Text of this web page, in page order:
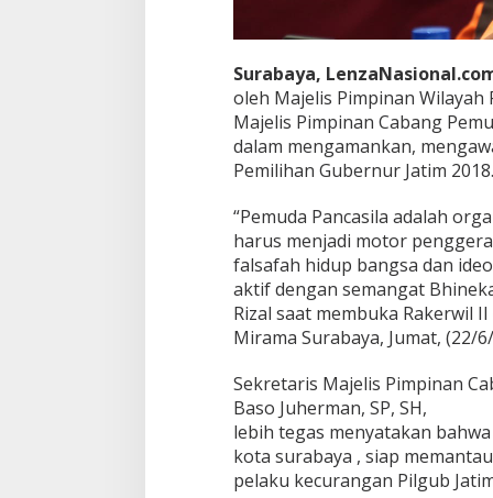
a
t
a
u
K
e
c
r
a
n
g
a
n
i
g
u
b
a
t
Surabaya,
oleh Majelis Pimpinan Wilayah
Majelis Pimpinan Cabang
dalam mengamankan,
Pemilihan Gubernur Jatim 2018.
“Pemuda Pancasila adalah
harus menjadi motor
falsafah hidup bangsa dan
aktif dengan semangat
Rizal saat membuka Rakerwil
Mirama Surabaya, Jumat, (22/
Sekretaris Majelis Pimpinan
Baso Juherman, SP, SH,
lebih tegas menyatakan
kota surabaya , siap
pelaku kecurangan Pilgub